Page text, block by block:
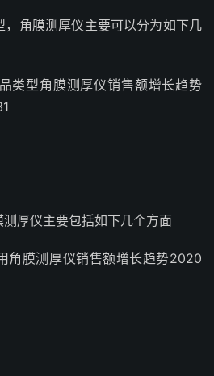
角膜测厚仪主要可以分为如下几
型角膜测厚仪销售额增长趋势
厚仪主要包括如下几个方面
膜测厚仪销售额增长趋势2020